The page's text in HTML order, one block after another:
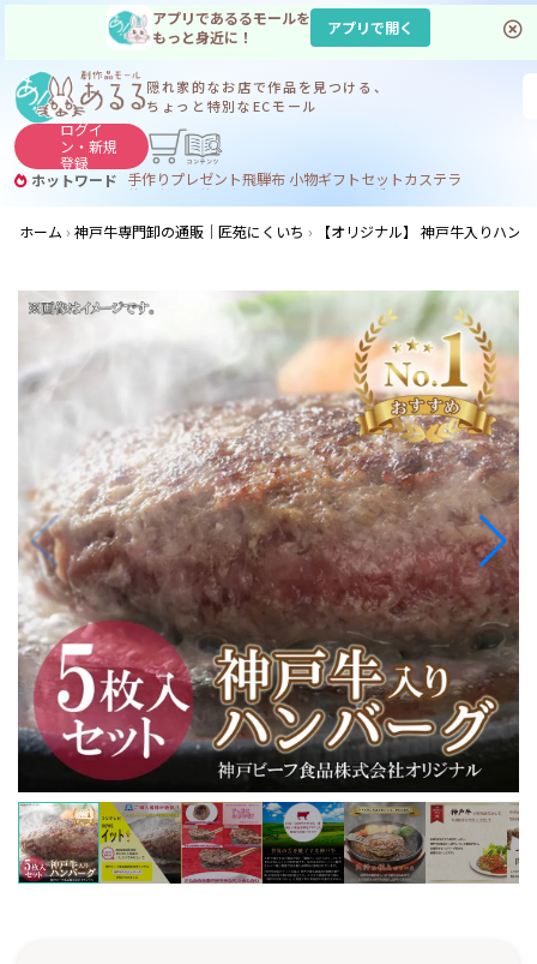
アプリであるるモールを
もっと身近に！
アプリで開く
隠れ家的なお店で作品を見つける、
ちょっと特別なECモール
ログイ
ン・新規
登録
ホットワード 手作りプレゼント飛騨布 小物ギフトセットカステラ
サヌカイト コーヒー
ジンギスカン
ホーム
神戸牛専門卸の通販｜匠苑にくいち 【オリジナル】 神戸牛入りハン